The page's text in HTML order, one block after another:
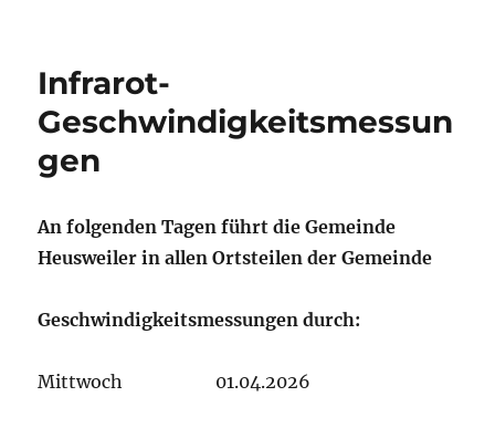
Infrarot-
Geschwindigkeitsmessun
gen
An folgenden Tagen führt die Gemeinde
Heusweiler in allen Ortsteilen der Gemeinde
Geschwindigkeitsmessungen durch:
Mittwoch 01.04.2026